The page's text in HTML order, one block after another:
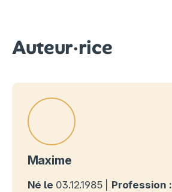
Auteur·rice
Maxime
Né le 03.12.1985 | Profession :